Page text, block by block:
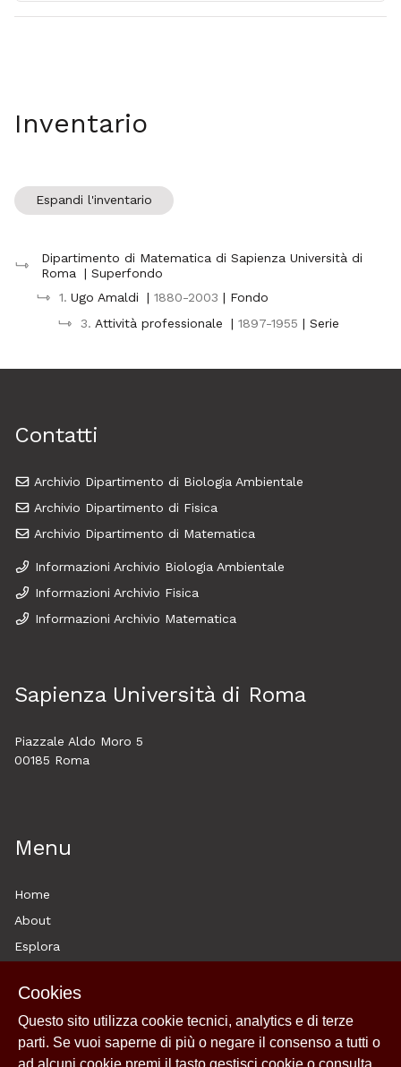
Inventario
Espandi l'inventario
Dipartimento di Matematica di Sapienza Università di
Roma
| Superfondo
1. Ugo Amaldi | 1880-2003 | Fondo
3. Attività professionale | 1897-1955 | Serie
Contatti
Archivio Dipartimento di Biologia Ambientale
Archivio Dipartimento di Fisica
Archivio Dipartimento di Matematica
Informazioni Archivio Biologia Ambientale
Informazioni Archivio Fisica
Informazioni Archivio Matematica
Sapienza Università di Roma
Piazzale Aldo Moro 5
00185 Roma
Menu
Home
About
Esplora
Archivi
Historytelling
Cookie policy e utilizzo
Cookies
Questo sito utilizza cookie tecnici, analytics e di terze
parti. Se vuoi saperne di più o negare il consenso a tutti o
ad alcuni cookie premi il tasto gestisci cookie o consulta